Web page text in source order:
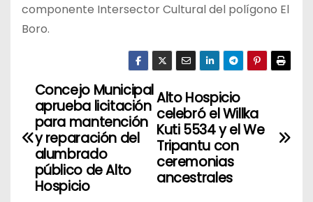
componente Intersector Cultural del polígono El
Boro.
N
a
Alto Hospicio
celebró el Willka
Kuti 5534 y el We
Tripantu con
ceremonias
ancestrales
Concejo Municipal
aprueba licitación
para mantención
y reparación del
alumbrado
público de Alto
Hospicio